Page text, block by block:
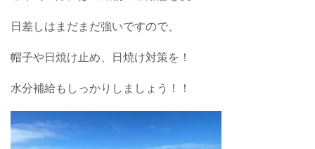
日差しはまだまだ強いですので、
帽子や日焼け止め、日焼け対策を！
水分補給もしっかりしましょう！！